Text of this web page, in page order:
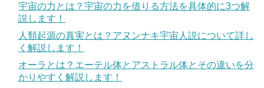
宇宙の力とは？宇宙の力を借りる方法を具体的に3つ解
説します！
人類起源の真実とは？アヌンナキ宇宙人説について詳し
く解説します！
オーラとは？エーテル体とアストラル体とその違いを分
かりやすく解説します！